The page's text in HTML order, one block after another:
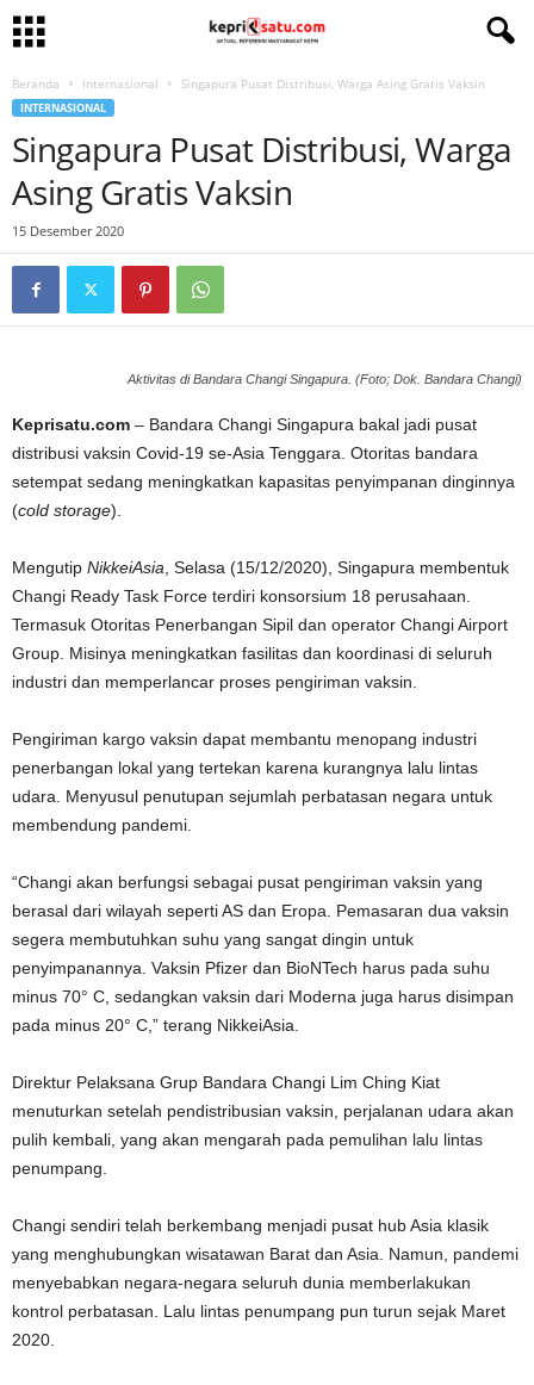
Beranda Internasional Singapura Pusat Distribusi, Warga Asing Gratis Vaksin
INTERNASIONAL
Singapura Pusat Distribusi, Warga
Asing Gratis Vaksin
15 Desember 2020
Aktivitas di Bandara Changi Singapura. (Foto; Dok. Bandara Changi)
Keprisatu.com – Bandara Changi Singapura bakal jadi pusat
distribusi vaksin Covid-19 se-Asia Tenggara. Otoritas bandara
setempat sedang meningkatkan kapasitas penyimpanan dinginnya
(cold storage).
Mengutip NikkeiAsia , Selasa (15/12/2020), Singapura membentuk
Changi Ready Task Force terdiri konsorsium 18 perusahaan.
Termasuk Otoritas Penerbangan Sipil dan operator Changi Airport
Group. Misinya meningkatkan fasilitas dan koordinasi di seluruh
industri dan memperlancar proses pengiriman vaksin.
Pengiriman kargo vaksin dapat membantu menopang industri
penerbangan lokal yang tertekan karena kurangnya lalu lintas
udara. Menyusul penutupan sejumlah perbatasan negara untuk
membendung pandemi.
“Changi akan berfungsi sebagai pusat pengiriman vaksin yang
berasal dari wilayah seperti AS dan Eropa. Pemasaran dua vaksin
segera membutuhkan suhu yang sangat dingin untuk
penyimpanannya. Vaksin Pfizer dan BioNTech harus pada suhu
minus 70° C, sedangkan vaksin dari Moderna juga harus disimpan
pada minus 20° C,” terang NikkeiAsia.
Direktur Pelaksana Grup Bandara Changi Lim Ching Kiat
menuturkan setelah pendistribusian vaksin, perjalanan udara akan
pulih kembali, yang akan mengarah pada pemulihan lalu lintas
penumpang.
Changi sendiri telah berkembang menjadi pusat hub Asia klasik
yang menghubungkan wisatawan Barat dan Asia. Namun, pandemi
menyebabkan negara-negara seluruh dunia memberlakukan
kontrol perbatasan. Lalu lintas penumpang pun turun sejak Maret
2020.